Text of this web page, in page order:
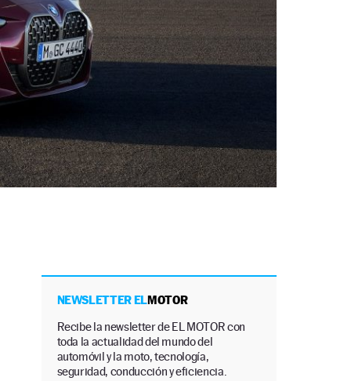
NEWSLETTER ELMOTOR
Recibe la newsletter de EL MOTOR con
toda la actualidad del mundo del
automóvil y la moto, tecnología,
seguridad, conducción y eficiencia.